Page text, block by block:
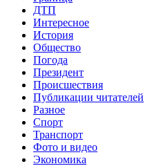
ДТП
Интересное
История
Общество
Погода
Президент
Происшествия
Публикации читателей
Разное
Спорт
Транспорт
Фото и видео
Экономика